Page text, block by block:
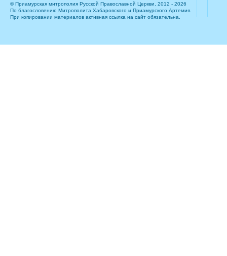
© Приамурская митрополия Русской Православной Церкви, 2012 - 2026
По благословению Митрополита Хабаровского и Приамурского Артемия.
При копировании материалов активная ссылка на сайт обязательна.